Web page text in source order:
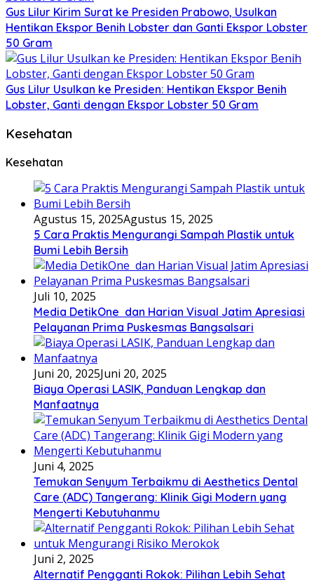
Gus Lilur Kirim Surat ke Presiden Prabowo, Usulkan
Hentikan Ekspor Benih Lobster dan Ganti Ekspor Lobster
50 Gram
Gus Lilur Usulkan ke Presiden: Hentikan Ekspor Benih
Lobster, Ganti dengan Ekspor Lobster 50 Gram
Kesehatan
Kesehatan
Agustus 15, 2025Agustus 15, 2025
5 Cara Praktis Mengurangi Sampah Plastik untuk
Bumi Lebih Bersih
Juli 10, 2025
Media DetikOne dan Harian Visual Jatim Apresiasi
Pelayanan Prima Puskesmas Bangsalsari
Juni 20, 2025Juni 20, 2025
Biaya Operasi LASIK, Panduan Lengkap dan
Manfaatnya
Juni 4, 2025
Temukan Senyum Terbaikmu di Aesthetics Dental
Care (ADC) Tangerang: Klinik Gigi Modern yang
Mengerti Kebutuhanmu
Juni 2, 2025
Alternatif Pengganti Rokok: Pilihan Lebih Sehat